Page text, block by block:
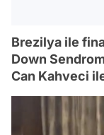
Brezilya ile
Down
Can Kahveci